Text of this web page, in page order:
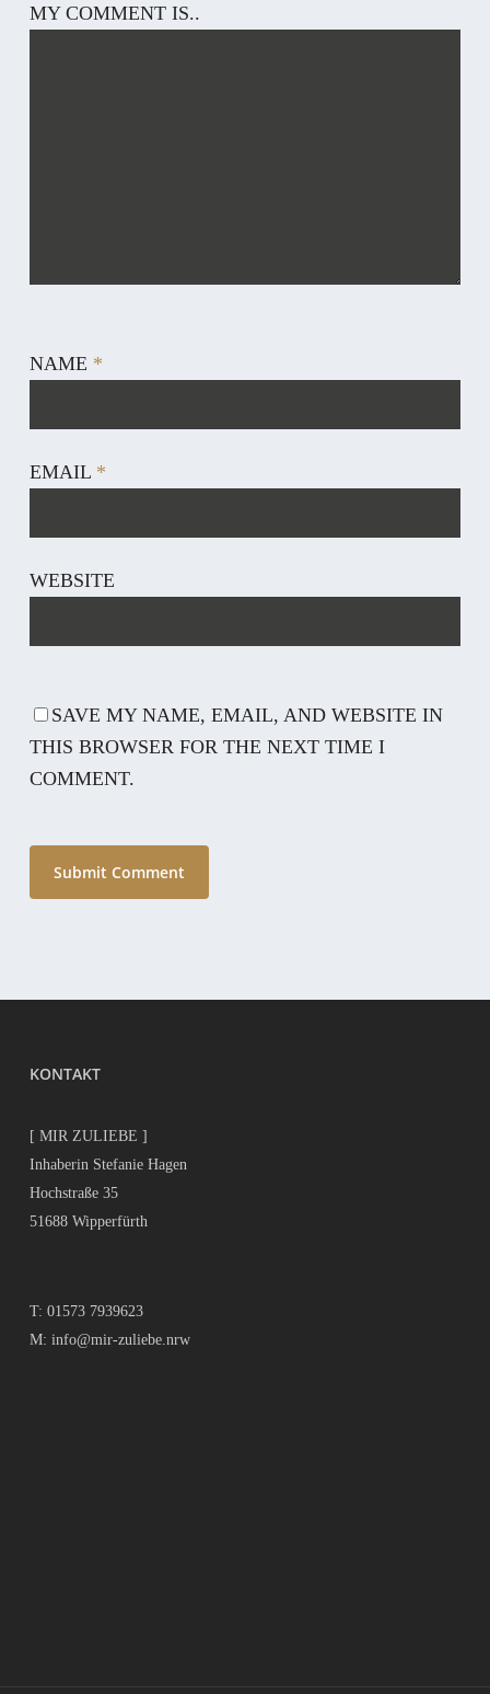
MY COMMENT IS..
NAME *
EMAIL *
WEBSITE
SAVE MY NAME, EMAIL, AND WEBSITE IN
THIS BROWSER FOR THE NEXT TIME I
COMMENT.
KONTAKT
[ MIR ZULIEBE ]
Inhaberin Stefanie Hagen
Hochstraße 35
51688 Wipperfürth
T: 01573 7939623
M: info@mir-zuliebe.nrw